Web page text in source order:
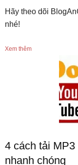
Hãy theo dõi
nhé!
Xem thêm
4 cách tải
nhanh chóng